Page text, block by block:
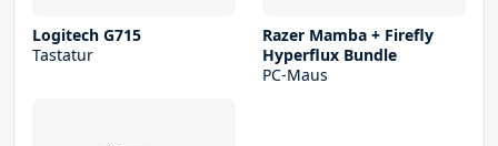
Logitech G715
Tastatur
Razer Mamba + Firefly
Hyperflux Bundle
PC-Maus